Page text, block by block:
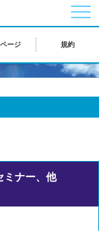
ージ 規約
ミナー、他